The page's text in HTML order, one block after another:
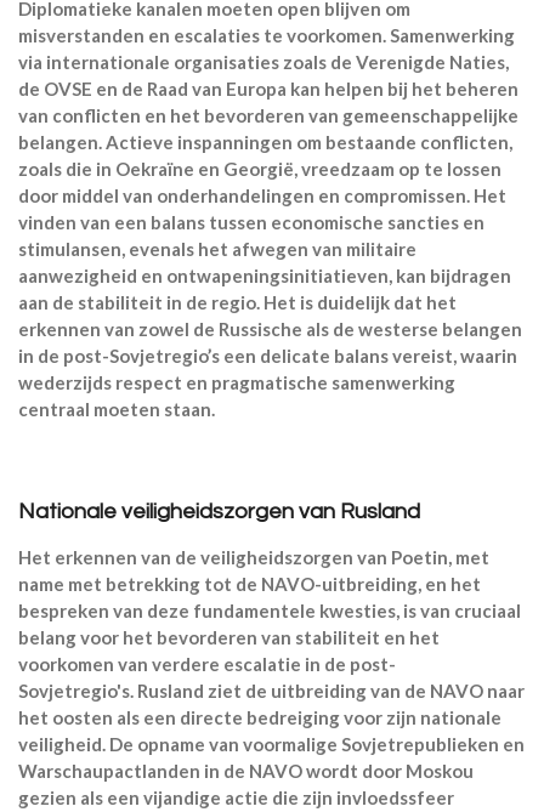
Diplomatieke kanalen moeten open blijven om
misverstanden en escalaties te voorkomen.Samenwerking
via internationale organisaties zoals de Verenigde Naties,
de OVSE en de Raad van Europa kan helpen bij het beheren
van conflicten en het bevorderen van gemeenschappelijke
belangen.Actieve inspanningen om bestaande conflicten,
zoals die in Oekraïne en Georgië, vreedzaam op te lossen
door middel van onderhandelingen en compromissen. Het
vinden van een balans tussen economische sancties en
stimulansen, evenals het afwegen van militaire
aanwezigheid en ontwapeningsinitiatieven, kan bijdragen
aan de stabiliteit in de regio. Het is duidelijk dat het
erkennen van zowel de Russische als de westerse belangen
in de post-Sovjetregio’s een delicate balans vereist, waarin
wederzijds respect en pragmatische samenwerking
centraal moeten staan.
Nationale veiligheidszorgen van Rusland
Het erkennen van de veiligheidszorgen van Poetin, met
name met betrekking tot de NAVO-uitbreiding, en het
bespreken van deze fundamentele kwesties, is van cruciaal
belang voor het bevorderen van stabiliteit en het
voorkomen van verdere escalatie in de post-
Sovjetregio's. Rusland ziet de uitbreiding van de NAVO naar
het oosten als een directe bedreiging voor zijn nationale
veiligheid. De opname van voormalige Sovjetrepublieken en
Warschaupactlanden in de NAVO wordt door Moskou
gezien als een vijandige actie die zijn invloedssfeer